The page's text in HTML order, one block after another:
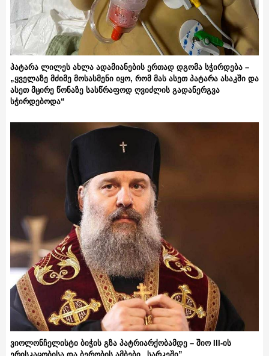
პატარა ლილეს ახლა ადამიანების ერთად დგომა სჭირდება –
„ყველაზე მძიმე მოსასმენი იყო, რომ მას ასეთ პატარა ასაკში და
ასეთ მცირე წონაზე სასწრაფოდ ღვიძლის გადანერგვა
სჭირდებოდა“
ვიოლონჩელისტი ბიჭის გზა პატრიარქობამდე – შიო III-ის